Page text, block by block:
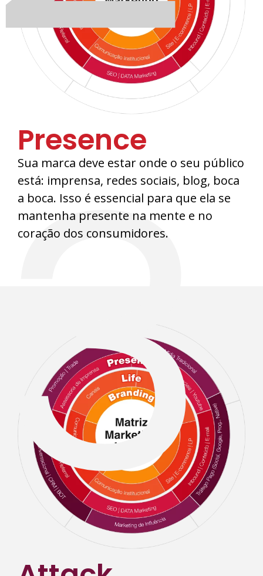
Presence
3
Sua marca deve estar onde o seu público
está: imprensa, redes sociais, blog, boca
a boca. Isso é essencial para que ela se
mantenha presente na mente e no
coração dos consumidores.